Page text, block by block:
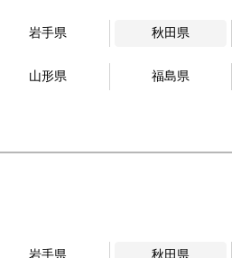
岩手県 秋田県
山形県 福島県
岩手県 秋田県